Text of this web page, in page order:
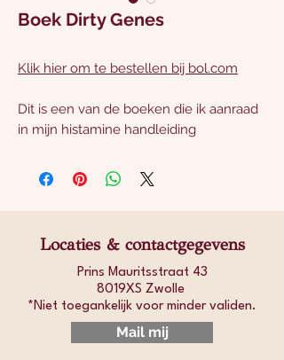
Boek Dirty Genes
Klik hier om te bestellen bij bol.com
Dit is een van de boeken die ik aanraad
in mijn histamine handleiding
Locaties & contactgegevens
Prins Mauritsstraat 43
8019XS Zwolle
*Niet toegankelijk voor minder validen.​
Mail mij